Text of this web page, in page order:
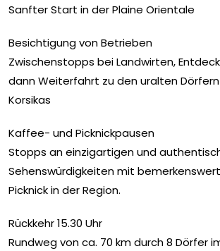
Sanfter Start in der Plaine Orientale
Besichtigung von Betrieben
Zwischenstopps bei Landwirten,
dann Weiterfahrt zu den uralten
Korsikas
Kaffee- und Picknickpausen
Stopps an einzigartigen und
Sehenswürdigkeiten mit
Picknick in der Region.
Rückkehr 15.30 Uhr
Rundweg von ca. 70 km durch 8 Dörfer